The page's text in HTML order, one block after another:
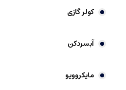
کولر گازی
آبسردکن
مایکروویو